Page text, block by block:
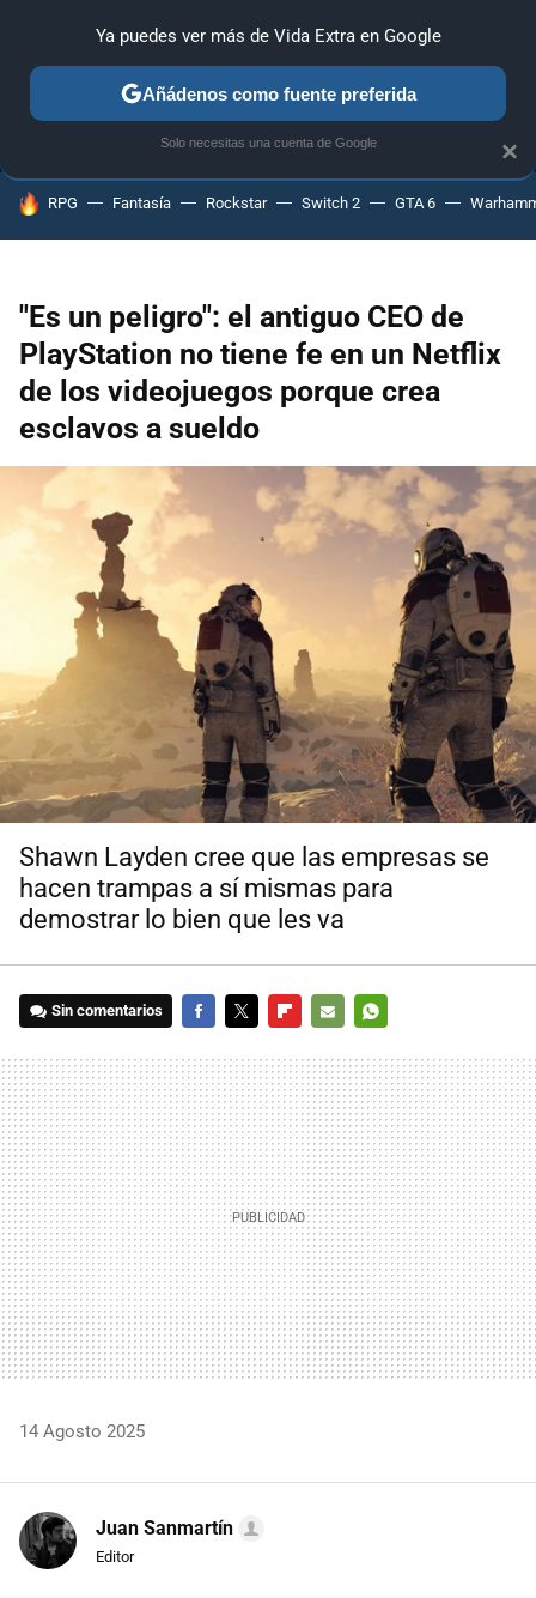
ANÁLISIS GUÍAS Y TRUCOS PC SONY NINTENDO
HOY SE HABLA DE
RPG Fantasía Rockstar Switch 2 GTA 6
"Es un peligro": el antiguo CEO de
PlayStation no tiene fe en un Netflix
de los videojuegos porque crea
esclavos a sueldo
Shawn Layden cree que las empresas se
hacen trampas a sí mismas para
demostrar lo bien que les va
Sin comentarios
MAIL
14 Agosto 2025
Juan Sanmartín
Editor
×
Ya puedes ver más de Vida Extra en Google
Añádenos como fuente preferida
Solo necesitas una cuenta de Google